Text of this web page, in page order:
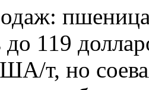
до 119
т, но